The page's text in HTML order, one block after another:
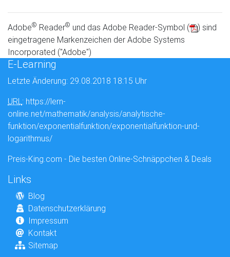
Adobe® Reader® und das Adobe Reader-Symbol (
) sind
eingetragene Markenzeichen der Adobe Systems
Incorporated ("Adobe")
E-Learning
Letzte Änderung: 29.08.2018 18:15 Uhr
URL: https://lern-
online.net/mathematik/analysis/analytische-
funktion/exponentialfunktion/exponentialfunktion-und-
logarithmus/
Preis-King.com - Die besten Online-Schnäppchen & Deals
Links
Blog
Datenschutzerklärung
Impressum
Kontakt
Sitemap